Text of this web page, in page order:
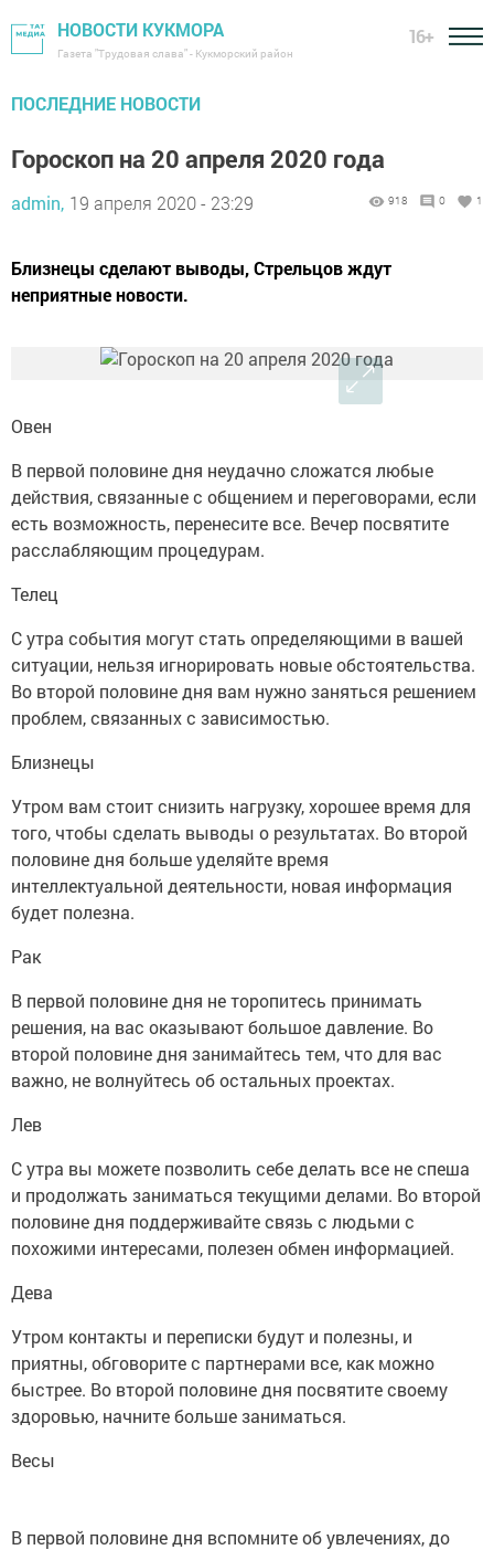
НОВОСТИ КУКМОРА
Газета "Трудовая слава" - Кукморский район
16+
ПОСЛЕДНИЕ НОВОСТИ
Гороскоп на 20 апреля 2020 года
admin, 19 апреля 2020 - 23:29 918 0 1
Близнецы сделают выводы, Стрельцов ждут
неприятные новости.
Овен
В первой половине дня неудачно сложатся любые
действия, связанные с общением и переговорами, если
есть возможность, перенесите все. Вечер посвятите
расслабляющим процедурам.
Телец
С утра события могут стать определяющими в вашей
ситуации, нельзя игнорировать новые обстоятельства.
Во второй половине дня вам нужно заняться решением
проблем, связанных с зависимостью.
Близнецы
Утром вам стоит снизить нагрузку, хорошее время для
того, чтобы сделать выводы о результатах. Во второй
половине дня больше уделяйте время
интеллектуальной деятельности, новая информация
будет полезна.
Рак
В первой половине дня не торопитесь принимать
решения, на вас оказывают большое давление. Во
второй половине дня занимайтесь тем, что для вас
важно, не волнуйтесь об остальных проектах.
Лев
С утра вы можете позволить себе делать все не спеша
и продолжать заниматься текущими делами. Во второй
половине дня поддерживайте связь с людьми с
похожими интересами, полезен обмен информацией.
Дева
Утром контакты и переписки будут и полезны, и
приятны, обговорите с партнерами все, как можно
быстрее. Во второй половине дня посвятите своему
здоровью, начните больше заниматься.
Весы
В первой половине дня вспомните об увлечениях, до